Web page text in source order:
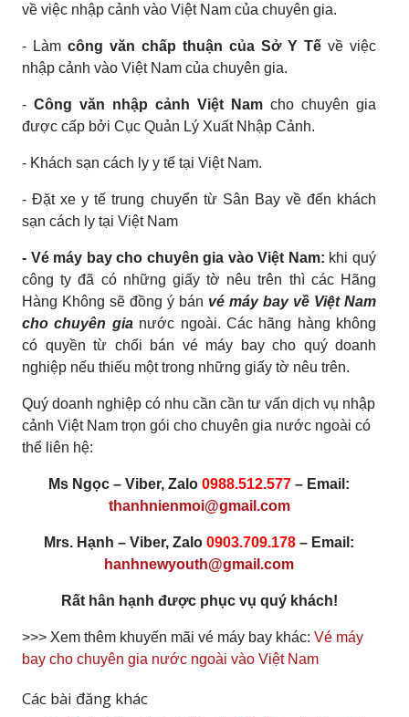
về việc nhập cảnh vào Việt Nam của chuyên gia.
- Làm công văn chấp thuận của Sở Y Tế về việc
nhập cảnh vào Việt Nam của chuyên gia.
- Công văn nhập cảnh Việt Nam cho chuyên gia
được cấp bởi Cục Quản Lý Xuất Nhập Cảnh.
- Khách sạn cách ly y tế tại Việt Nam.
- Đặt xe y tế trung chuyển từ Sân Bay về đến khách
sạn cách ly tại Việt Nam
- Vé máy bay cho chuyên gia vào Việt Nam: khi quý
công ty đã có những giấy tờ nêu trên thì các Hãng
Hàng Không sẽ đồng ý bán vé máy bay về Việt Nam
cho chuyên gianước ngoài. Các hãng hàng không
có quyền từ chối bán vé máy bay cho quý doanh
nghiệp nếu thiếu một trong những giấy tờ nêu trên.
Quý doanh nghiệp có nhu cần cần tư vấn dịch vụ nhập
cảnh Việt Nam trọn gói cho chuyên gia nước ngoài có
thể liên hệ:
Ms Ngọc – Viber, Zalo 0988.512.577 – Email:
thanhnienmoi@gmail.com
Mrs. Hạnh – Viber, Zalo 0903.709.178 – Email:
hanhnewyouth@gmail.com
Rất hân hạnh được phục vụ quý khách!
>>> Xem thêm khuyến mãi vé máy bay khác: Vé máy
bay cho chuyên gia nước ngoài vào Việt Nam
Các bài đăng khác